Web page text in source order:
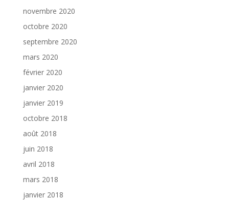
novembre 2020
octobre 2020
septembre 2020
mars 2020
février 2020
janvier 2020
janvier 2019
octobre 2018
août 2018
juin 2018
avril 2018
mars 2018
janvier 2018